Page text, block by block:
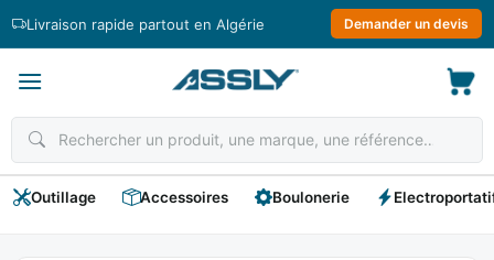
Livraison rapide partout en Algérie Demander un devis
Outillage Accessoires Boulonerie